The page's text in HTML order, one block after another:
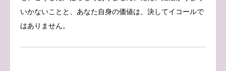
いかないことと、あなた自身の価値は、決してイコールで
はありません。